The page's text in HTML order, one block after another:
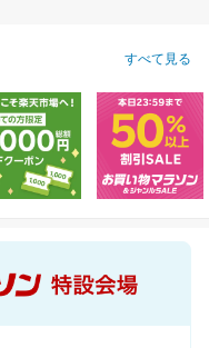
すべて見る